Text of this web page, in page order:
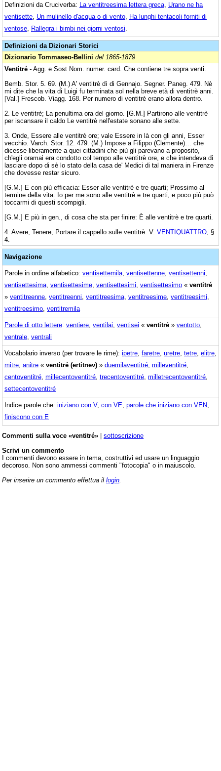
Definizioni da Cruciverba: La ventitreesima lettera greca Urano ne ha
ventisette Un mulinello d'acqua o di vento Ha lunghi tentacoli forniti di
ventose Rallegra i bimbi nei giorni ventosi
Definizioni da Dizionari Storici
Dizionario Tommaseo-Bellini del 1865-1879
Ventitré - Agg. e Sost Nom. numer. card. Che contiene tre sopra venti.
Bemb. Stor. 5. 69. (M.) A' ventitrè dì di Gennajo. Segner. Paneg. 479. Nè
mi dite che la vita di Luigi fu terminata sol nella breve età di ventitrè anni.
[Val.] Frescob. Viagg. 168. Per numero di ventitrè erano allora dentro.
2. Le ventitrè; La penultima ora del giorno. [G.M.] Partirono alle ventitrè
per iscansare il caldo Le ventitrè nell'estate sonano alle sette.
3. Onde, Essere alle ventitrè ore; vale Essere in là con gli anni, Esser
vecchio. Varch. Stor. 12. 479. (M.) Impose a Filippo (Clemente)… che
dicesse liberamente a quei cittadini che più gli parevano a proposito,
ch'egli oramai era condotto col tempo alle ventitrè ore, e che intendeva di
lasciare dopo di sè lo stato della casa de' Medici di tal maniera in Firenze
che dovesse restar sicuro.
[G.M.] E con più efficacia: Esser alle ventitrè e tre quarti; Prossimo al
termine della vita. Io per me sono alle ventitrè e tre quarti, e poco più può
toccarmi di questi scompigli.
[G.M.] E più in gen., di cosa che sta per finire: È alle ventitrè e tre quarti.
4. Avere, Tenere, Portare il cappello sulle ventitrè. V. VENTIQUATTRO , §
4.
Navigazione
Parole in ordine alfabetico: ventisettemila ventisettenne ventisettenni
ventisettesima ventisettesime ventisettesimi ventisettesimo « ventitré
» ventitreenne ventitreenni ventitreesima ventitreesime ventitreesimi
ventitreesimo ventitremila
Parole di otto lettere: ventiere ventilai ventisei « ventitré » ventotto
ventrale ventrali
Vocabolario inverso (per trovare le rime): ipetre faretre uretre tetre elitre
mitre anitre « ventitré (ertitnev) » duemilaventitré milleventitré
centoventitré millecentoventitré trecentoventitré milletrecentoventitré
settecentoventitré
Indice parole che: iniziano con V, con VE parole che iniziano con VEN
finiscono con E
Commenti sulla voce «ventitré» | sottoscrizione
Scrivi un commento
I commenti devono essere in tema, costruttivi ed usare un linguaggio
decoroso. Non sono ammessi commenti "fotocopia" o in maiuscolo.
Per inserire un commento effettua il login